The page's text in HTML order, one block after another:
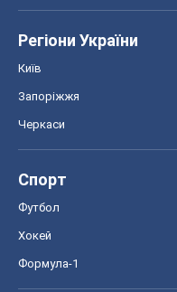
Регіони України
Київ
Запоріжжя
Черкаси
Спорт
Футбол
Хокей
Формула-1